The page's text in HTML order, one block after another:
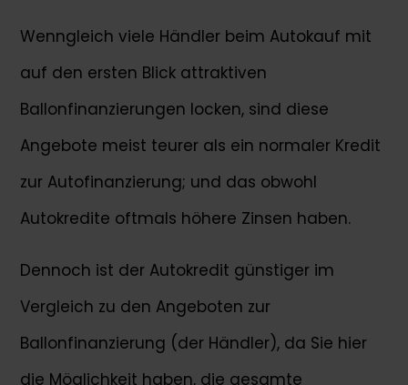
Wenngleich viele Händler beim Autokauf mit
auf den ersten Blick attraktiven
Ballonfinanzierungen locken, sind diese
Angebote meist teurer als ein normaler Kredit
zur Autofinanzierung; und das obwohl
Autokredite oftmals höhere Zinsen haben.
Dennoch ist der Autokredit günstiger im
Vergleich zu den Angeboten zur
Ballonfinanzierung (der Händler), da Sie hier
die Möglichkeit haben, die gesamte